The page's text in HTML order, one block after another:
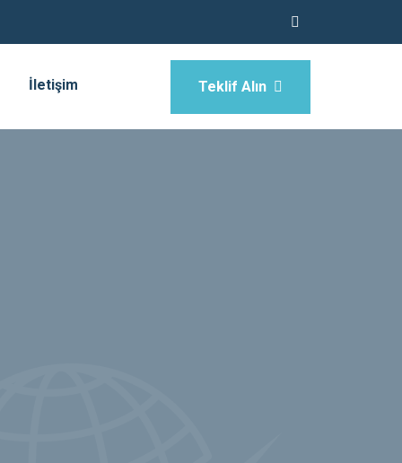
İletişim Teklif Alın